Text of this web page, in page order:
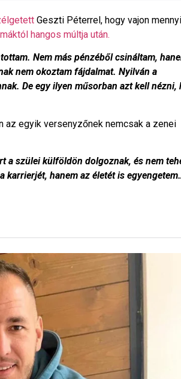
Geszti Péterrel, hogy vajon
hangos múltja után.
Nem más pénzéből csináltam,
nem okoztam fájdalmat. Nyilván a
De egy ilyen műsorban azt kell nézni,
az egyik versenyzőnek nemcsak a zenei
a szülei külföldön dolgoznak, és nem
karrierjét, hanem az életét is